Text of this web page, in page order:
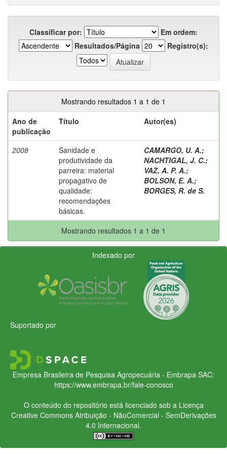
Classificar por:
Em ordem:
Resultados/Página
Registro(s):
Mostrando resultados 1 a 1 de 1
Ano de
publicação
Título Autor(es)
2008
Sanidade e
produtividade da
parreira: material
propagativo de
qualidade:
recomendações
básicas.
CAMARGO, U. A.;
NACHTIGAL, J. C.;
VAZ, A. P. A.;
BOLSON, E. A.;
BORGES, R. de S.
Mostrando resultados 1 a 1 de 1
Indexado por
Suportado por
Empresa Brasileira de Pesquisa Agropecuária - Embrapa SAC:
https://www.embrapa.br/fale-conosco
O conteúdo do repositório está licenciado sob a Licença
Creative CommonsAtribuição - NãoComercial - SemDerivações
4.0 Internacional.